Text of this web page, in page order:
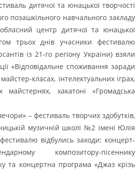
дитячої та юнацької творчості
позашкільного навчального закладу
центр дитячої та юнацької
трьох днів учасники фестивалю
із 21-го регіону України) взяли
«Відповідальне споживання заради
класах, інтелектуальних іграх,
майстернях, хакатоні «Громадська
– фестиваль творчих здобутків,
музичній школі №2 імені Юлія
відбулись заходи: концерт-
композитору-пісеннику
та концертна програма «Джаз крізь